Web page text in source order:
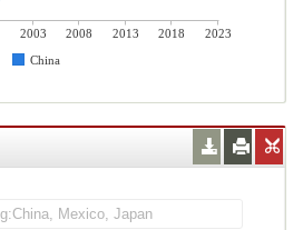
2003 2008 2013 2018
2023
China